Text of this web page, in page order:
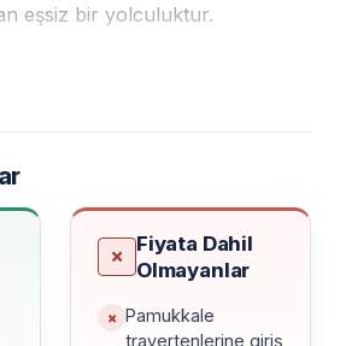
eşsiz bir yolculuktur.
hava balonu uçuşunu kapsar
.
En Çok Ziyaret Edilen
Biri
görmek için bölgeyi ziyaret
Fiyata Dahil
Olmayanlar
Pamukkale
travertenlerine giriş